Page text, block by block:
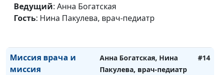
Ведущий: Анна Богатская
Гость: Нина Пакулева, врач-педиатр
Родители, дети и
духовные ценности
Анна Ронжина, Павел
Гончар, магистр
Миссия врача и
миссия
Анна Богатская, Нина
Пакулева, врач-педиатр
#14